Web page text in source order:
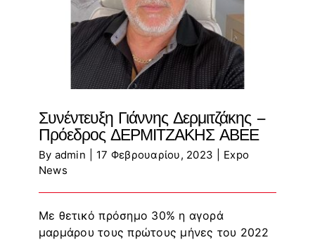
Συνέντευξη Γιάννης Δερμιτζάκης –
Πρόεδρος ΔΕΡΜΙΤΖΑΚΗΣ ΑΒΕΕ
By admin 17 Φεβρουαρίου, 2023
Expo
News
Με θετικό πρόσημο 30% η αγορά
μαρμάρου τους πρώτους μήνες του 2022